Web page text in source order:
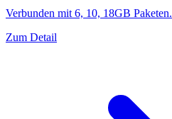
Verbunden mit 6, 10, 18GB Paketen.
Zum Detail